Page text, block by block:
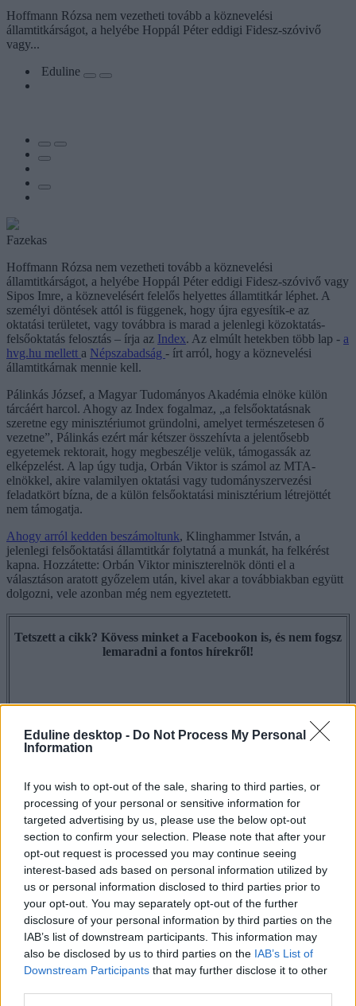
Eduline desktop - Do Not Process My Personal
Information
If you wish to opt-out of the sale, sharing to third parties, or
processing of your personal or sensitive information for
targeted advertising by us, please use the below opt-out
section to confirm your selection. Please note that after your
opt-out request is processed you may continue seeing
interest-based ads based on personal information utilized by
us or personal information disclosed to third parties prior to
your opt-out. You may separately opt-out of the further
disclosure of your personal information by third parties on the
IAB’s list of downstream participants. This information may
also be disclosed by us to third parties on the IAB’s List of
Downstream Participants that may further disclose it to other
Hoffmann Rózsa nem vezetheti tovább a köznevelési
államtitkárságot, a helyébe Hoppál Péter eddigi Fidesz-szóvivő
vagy...
Eduline
Fazekas
Hoffmann Rózsa nem vezetheti tovább a köznevelési
államtitkárságot, a helyébe Hoppál Péter eddigi Fidesz-szóvivő vagy
Sipos Imre, a köznevelésért felelős helyettes államtitkár léphet. A
személyi döntések attól is függenek, hogy újra egyesítik-e az
oktatási területet, vagy továbbra is marad a jelenlegi közoktatás-
felsőoktatás felosztás – írja az Index. Az elmúlt hetekben több lap - a
hvg.hu mellett a Népszabadság - írt arról, hogy a köznevelési
államtitkárnak mennie kell.
Pálinkás József, a Magyar Tudományos Akadémia elnöke külön
tárcáért harcol. Ahogy az Index fogalmaz, „a felsőoktatásnak
szeretne egy minisztériumot gründolni, amelyet természetesen ő
vezetne”, Pálinkás ezért már kétszer összehívta a jelentősebb
egyetemek rektorait, hogy megbeszélje velük, támogassák az
elképzelést. A lap úgy tudja, Orbán Viktor is számol az MTA-
elnökkel, akire valamilyen oktatási vagy tudományszervezési
feladatkört bízna, de a külön felsőoktatási minisztérium létrejöttét
nem támogatja.
Ahogy arról kedden beszámoltunk, Klinghammer István, a
jelenlegi felsőoktatási államtitkár folytatná a munkát, ha felkérést
kapna. Hozzátette: Orbán Viktor miniszterelnök dönti el a
választáson aratott győzelem után, kivel akar a továbbiakban együtt
dolgozni, vele azonban még nem egyeztetett.
Tetszett a cikk? Kövess minket a Facebookon is, és nem fogsz
lemaradni a fontos hírekről!
Hoffmann Rózsa
választások 2014
Orbán-kormány
Hozzászólások
Több mint kétszer annyi diák jutott be a
felsőoktatásba, mint ahány kollégiumi férőhely